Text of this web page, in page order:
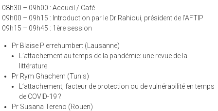
08h30 – 09h00 : Accueil / Café
09h00 – 09h15 : Introduction par le Dr Rahioui, président de l’AFTIP
09h15 – 09h45 : 1ère session
Pr Blaise Pierrehumbert (Lausanne)
L’attachement au temps de la pandémie: une revue de la
littérature
Pr Rym Ghachem (Tunis)
L’attachement, facteur de protection ou de vulnérabilité en temps
de COVID-19 ?
Pr Susana Tereno (Rouen)